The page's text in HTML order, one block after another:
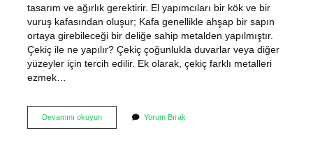
tasarım ve ağırlık gerektirir. El yapımcıları bir kök ve bir
vuruş kafasından oluşur; Kafa genellikle ahşap bir sapın
ortaya girebileceği bir deliğe sahip metalden yapılmıştır.
Çekiç ile ne yapılır? Çekiç çoğunlukla duvarlar veya diğer
yüzeyler için tercih edilir. Ek olarak, çekiç farklı metalleri
ezmek…
Devamını okuyunÇekiç
Atmada
Yorum Bırak